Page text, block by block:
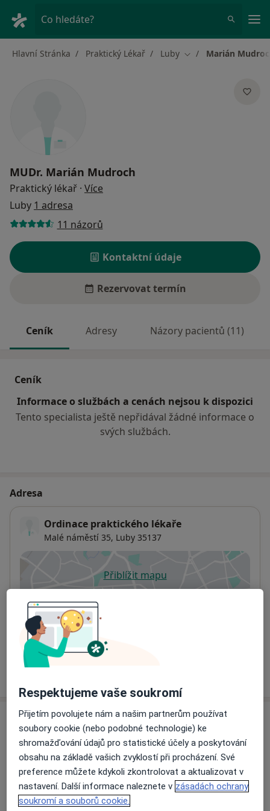
Co hledáte?
Hlavní Stránka Praktický Lékař Luby Změna města
Marián
MUDr. Marián Mudroch
Praktický lékař · Více
Luby 1 adresa
11 názorů
Kontaktní údaje
Rezervovat termín
Ceník Adresy Názory pacientů (11)
Ceník
Informace o službách a cenách nejsou k dispozici
Tento specialista ještě nepřidával žádné informace o
svých službách.
Adresa
Ordinace praktického lékaře
Malé náměstí 35, Luby 35137
Přiblížit mapuse otevře v nové záložce
Dostupnost
Na této adrese online kalendář není aktivní
Co mám v takové situaci udělat?
Názory
Přidejte svůj názor
11 názorů
Respektujeme vaše soukromí
Přijetím povolujete nám a našim partnerům používat
soubory cookie (nebo podobné technologie) ke
shromažďování údajů pro statistické účely a poskytování
obsahu na základě vašich zvyklostí při procházení. Své
preference můžete kdykoli zkontrolovat a aktualizovat v
nastavení. Další informace naleznete v zásadách ochrany
soukromí a souborů cookie.